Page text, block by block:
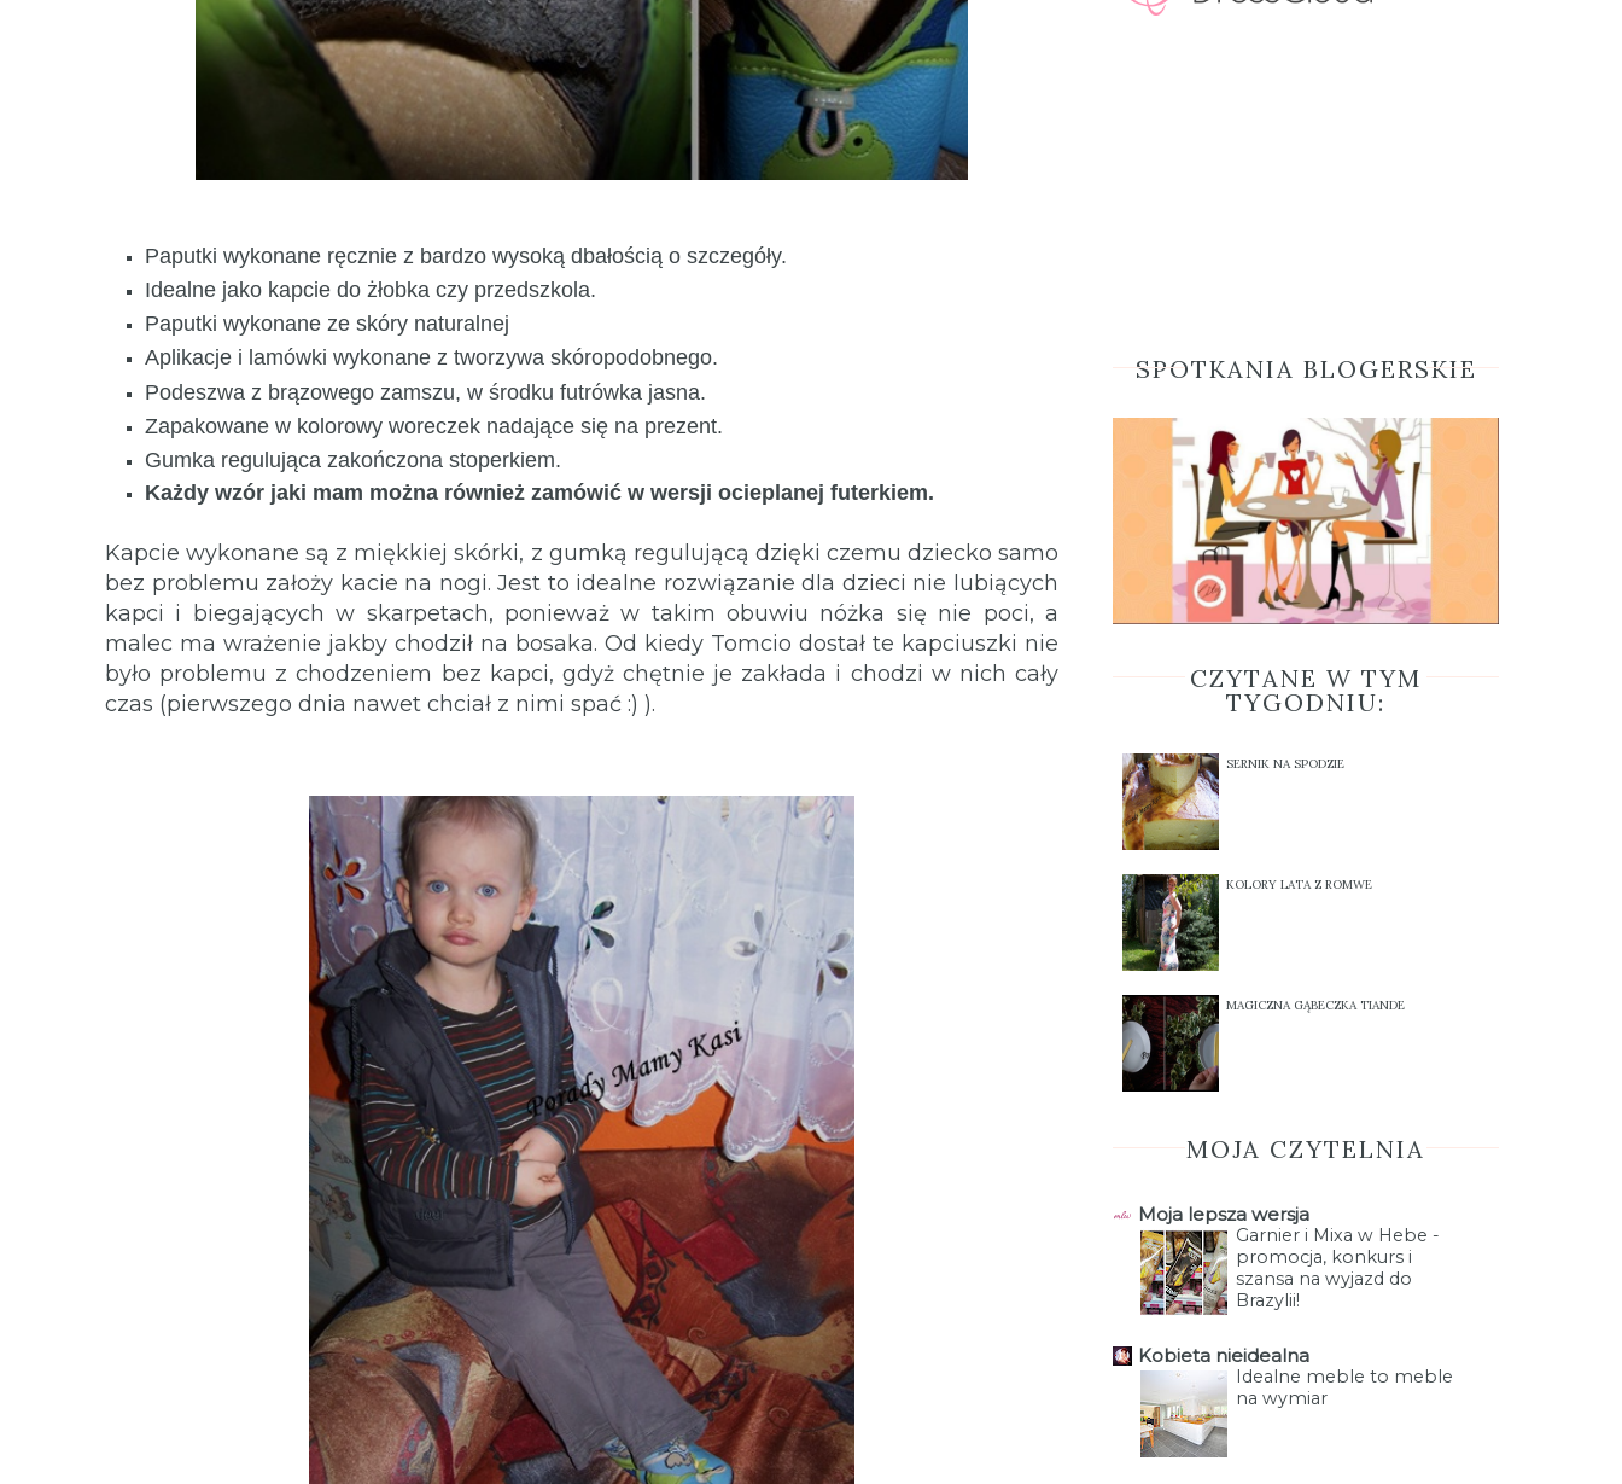
Paputki wykonane ręcznie z bardzo wysoką dbałością o szczegóły.
Idealne jako kapcie do żłobka czy przedszkola.
Paputki wykonane ze skóry naturalnej
Aplikacje i lamówki wykonane z tworzywa skóropodobnego.
Podeszwa z brązowego zamszu, w środku futrówka jasna.
Zapakowane w kolorowy woreczek nadające się na prezent.
Gumka regulująca zakończona stoperkiem.
Każdy wzór jaki mam można również zamówić w wersji ocieplanej futerkiem.
Kapcie wykonane są z miękkiej skórki, z gumką regulującą dzięki czemu dziecko samo
bez problemu założy kacie na nogi. Jest to idealne rozwiązanie dla dzieci nie lubiących
kapci i biegających w skarpetach, ponieważ w takim obuwiu nóżka się nie poci, a
malec ma wrażenie jakby chodził na bosaka. Od kiedy Tomcio dostał te kapciuszki nie
było problemu z chodzeniem bez kapci, gdyż chętnie je zakłada i chodzi w nich cały
czas (pierwszego dnia nawet chciał z nimi spać :) ).
SPOTKANIA BLOGERSKIE
CZYTANE W TYM
TYGODNIU:
SERNIK NA SPODZIE
KOLORY LATA Z ROMWE
MAGICZNA GĄBECZKA TIANDE
MOJA CZYTELNIA
Moja lepsza wersja
Garnier i Mixa w Hebe -
promocja, konkurs i
szansa na wyjazd do
Brazylii!
Kobieta nieidealna
Idealne meble to meble
na wymiar